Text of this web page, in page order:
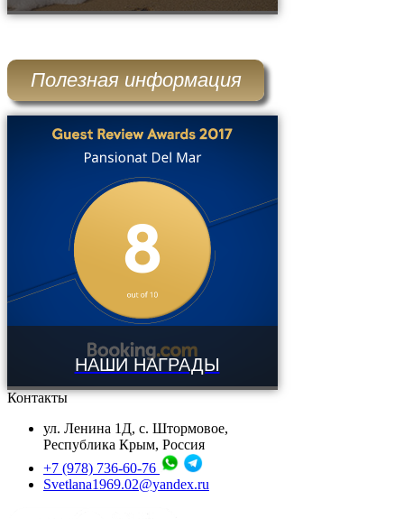
Полезная информация
НАШИ НАГРАДЫ
Контакты
ул. Ленина 1Д, с. Штормовое,
Республика Крым, Россия
+7 (978) 736-60-76
Svetlana1969.02@yandex.ru